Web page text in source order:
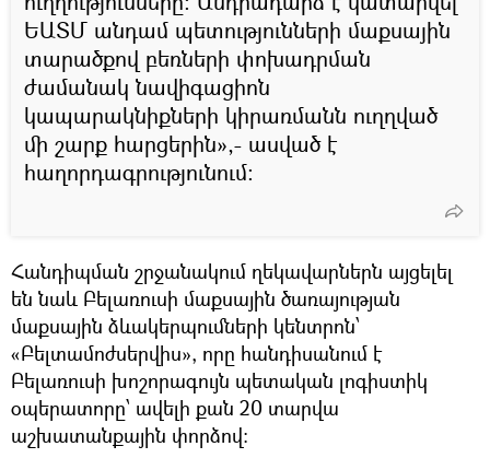
ԵԱՏՄ անդամ պետությունների մաքսային
տարածքով բեռների փոխադրման
ժամանակ նավիգացիոն
կապարակնիքների կիրառմանն ուղղված
մի շարք հարցերին»,- ասված է
հաղորդագրությունում։
Հանդիպման շրջանակում ղեկավարներն այցելել
են նաև Բելառուսի մաքսային ծառայության
մաքսային ձևակերպումների կենտրոն՝
«Բելտամոժսերվիս», որը հանդիսանում է
Բելառուսի խոշորագույն պետական լոգիստիկ
օպերատորը՝ ավելի քան 20 տարվա
աշխատանքային փորձով: